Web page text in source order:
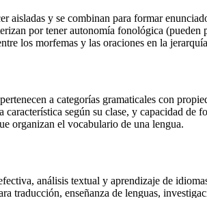
y se combinan para formar
por tener autonomía fonológica
los morfemas y las oraciones en la
a categorías gramaticales con
según su clase, y capacidad de
organizan el vocabulario de una lengua.
análisis textual y aprendizaje de
traducción, enseñanza de lenguas,